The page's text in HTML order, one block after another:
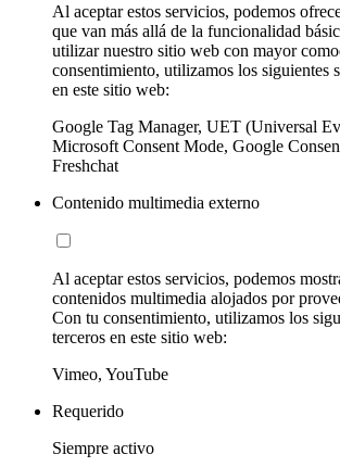
Al aceptar estos servicios, podemos
que van más allá de la funcionalidad
utilizar nuestro sitio web con mayor
consentimiento, utilizamos los siguientes
en este sitio web:
Google Tag Manager, UET (Universal
Microsoft Consent Mode, Google
Freshchat
Contenido multimedia externo
Al aceptar estos servicios, podemos
contenidos multimedia alojados por
Con tu consentimiento, utilizamos los
terceros en este sitio web:
Vimeo, YouTube
Requerido
Siempre activo